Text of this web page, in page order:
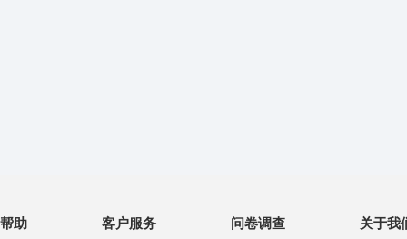
帮助 客户服务 问卷调查 关于我